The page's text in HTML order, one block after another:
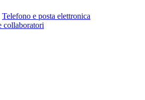
Telefono e posta elettronica
collaboratori